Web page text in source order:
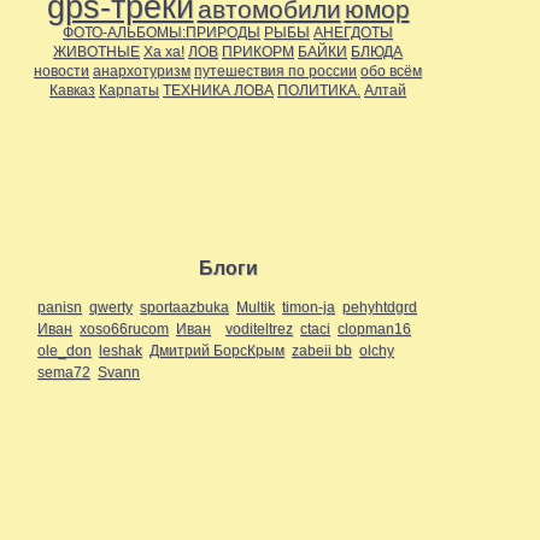
gps-треки автомобили юмор
ФОТО-АЛЬБОМЫ:ПРИРОДЫ РЫБЫ АНЕГДОТЫ
ЖИВОТНЫЕ Ха ха! ЛОВ ПРИКОРМ БАЙКИ БЛЮДА
новости анархотуризм путешествия по россии обо всём
Кавказ Карпаты ТЕХНИКА ЛОВА ПОЛИТИКА. Алтай
Блоги
panisn qwerty sportaazbuka Multik timon-ja pehyhtdgrd
Иван xoso66rucom Иван voditeltrez ctaci clopman16
ole_don leshak Дмитрий БорсКрым zabeii bb olchy
sema72 Svann